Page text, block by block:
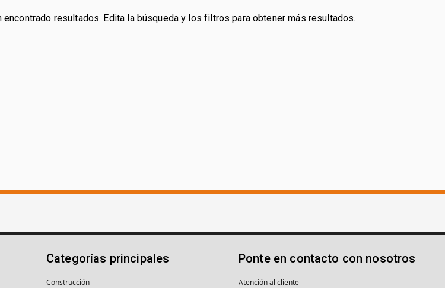
encontrado resultados. Edita la búsqueda y los filtros para obtener más resultados.
Categorías principales
Construcción
Ponte en contacto con nosotros
Atención al cliente